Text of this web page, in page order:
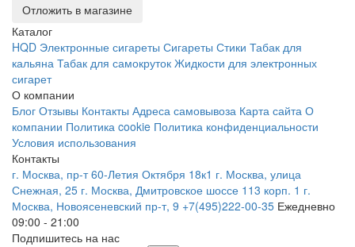
Отложить в магазине
Каталог
HQD Электронные сигареты Сигареты Стики Табак для
кальяна Табак для самокруток Жидкости для электронных
сигарет
О компании
Блог Отзывы Контакты Адреса самовывоза Карта сайта О
компании Политика cookie Политика конфиденциальности
Условия использования
Контакты
г. Москва, пр-т 60-Летия Октября 18к1 г. Москва, улица
Снежная, 25 г. Москва, Дмитровское шоссе 113 корп. 1 г.
Москва, Новоясеневский пр-т, 9 +7(495)222-00-35 Ежедневно
09:00 - 21:00
Подпишитесь на нас